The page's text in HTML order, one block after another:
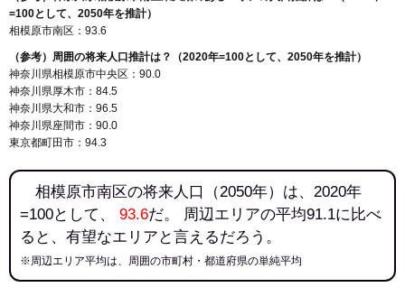
=100として、2050年を推計）
相模原市南区：93.6
（参考）周囲の将来人口推計は？（2020年=100として、2050年を推計）
神奈川県相模原市中央区：90.0
神奈川県厚木市：84.5
神奈川県大和市：96.5
神奈川県座間市：90.0
東京都町田市：94.3
相模原市南区の将来人口（2050年）は、2020年
=100として、 93.6だ。 周辺エリアの平均91.1に比べ
ると、有望なエリアと言えるだろう。
※周辺エリア平均は、周囲の市町村・都道府県の単純平均